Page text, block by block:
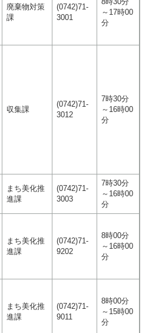
廃棄物対策
課
(0742)71-
3001
～17時00
分
収集課
(0742)71-
3012
7時30分
～16時00
分
まち美化推
進課
(0742)71-
3003
7時30分
～16時00
分
まち美化推
進課
(0742)71-
9202
8時00分
～16時00
分
まち美化推
進課
(0742)71-
9011
8時00分
～15時00
分